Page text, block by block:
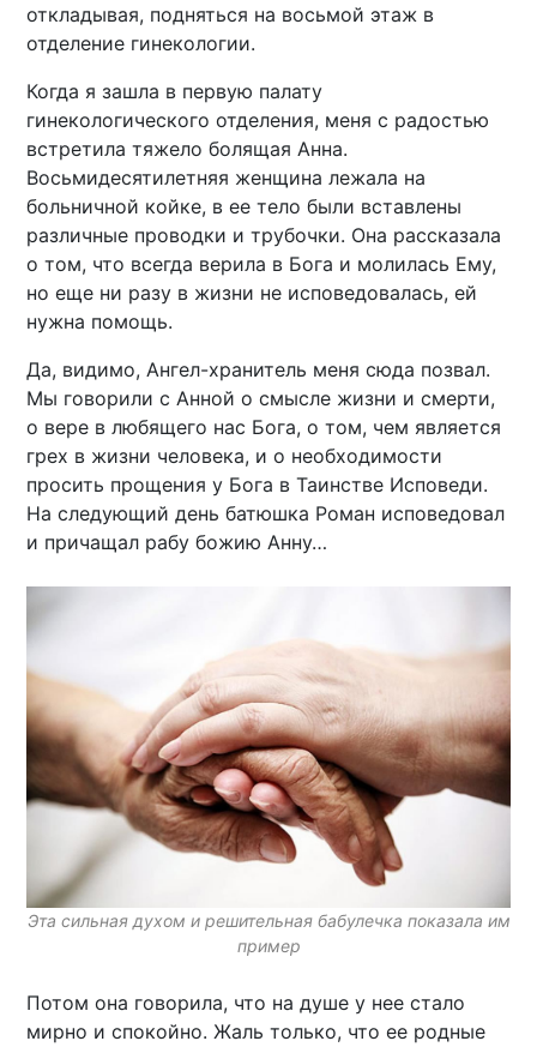
откладывая, подняться на восьмой этаж в
отделение гинекологии.
Когда я зашла в первую палату
гинекологического отделения, меня с радостью
встретила тяжело болящая Анна.
Восьмидесятилетняя женщина лежала на
больничной койке, в ее тело были вставлены
различные проводки и трубочки. Она рассказала
о том, что всегда верила в Бога и молилась Ему,
но еще ни разу в жизни не исповедовалась, ей
нужна помощь.
Да, видимо, Ангел-хранитель меня сюда позвал.
Мы говорили с Анной о смысле жизни и смерти,
о вере в любящего нас Бога, о том, чем является
грех в жизни человека, и о необходимости
просить прощения у Бога в Таинстве Исповеди.
На следующий день батюшка Роман исповедовал
и причащал рабу божию Анну…
Эта сильная духом и решительная бабулечка показала им
пример
Потом она говорила, что на душе у нее стало
мирно и спокойно. Жаль только, что ее родные